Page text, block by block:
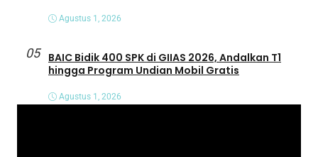
Agustus 1, 2026
05
BAIC Bidik 400 SPK di GIIAS 2026, Andalkan T1
hingga Program Undian Mobil Gratis
Agustus 1, 2026